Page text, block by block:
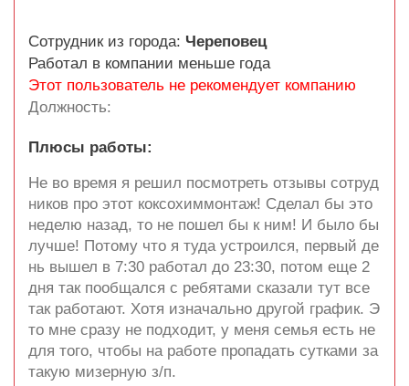
Сотрудник из города: Череповец
Работал в компании меньше года
Этот пользователь не рекомендует компанию
Должность:
Плюсы работы:
Не во время я решил посмотреть отзывы сотруд
ников про этот коксохиммонтаж! Сделал бы это
неделю назад, то не пошел бы к ним! И было бы
лучше! Потому что я туда устроился, первый де
нь вышел в 7:30 работал до 23:30, потом еще 2
дня так пообщался с ребятами сказали тут все
так работают. Хотя изначально другой график. Э
то мне сразу не подходит, у меня семья есть не
для того, чтобы на работе пропадать сутками за
такую мизерную з/п.